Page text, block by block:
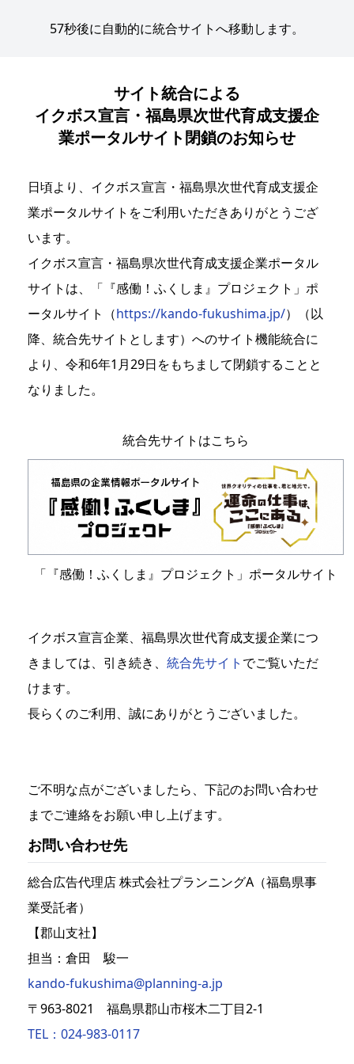
57秒後に自動的に統合サイトへ移動します。
サイト統合による
イクボス宣言・福島県次世代育成支援企
業ポータルサイト閉鎖のお知らせ
日頃より、イクボス宣言・福島県次世代育成支援企
業ポータルサイトをご利用いただきありがとうござ
います。
イクボス宣言・福島県次世代育成支援企業ポータル
サイトは、「『感働！ふくしま』プロジェクト」ポ
ータルサイト（https://kando-fukushima.jp/）（以
降、統合先サイトとします）へのサイト機能統合に
より、令和6年1月29日をもちまして閉鎖することと
なりました。
統合先サイトはこちら
「『感働！ふくしま』プロジェクト」ポータルサイト
イクボス宣言企業、福島県次世代育成支援企業につ
きましては、引き続き、 統合先サイト でご覧いただ
けます。
長らくのご利用、誠にありがとうございました。
ご不明な点がございましたら、下記のお問い合わせ
までご連絡をお願い申し上げます。
お問い合わせ先
総合広告代理店 株式会社プランニングA（福島県事
業受託者）
【郡山支社】
担当：倉田 駿一
kando-fukushima@planning-a.jp
〒963-8021 福島県郡山市桜木二丁目2-1
TEL：024-983-0117